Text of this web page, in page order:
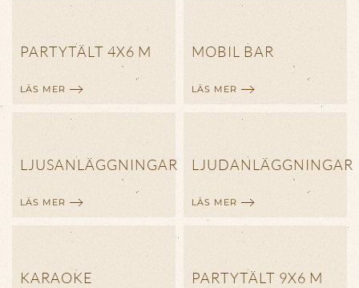
PARTYTÄLT 4X6 M
LÄS MER
MOBIL BAR
LÄS MER
LJUSANLÄGGNINGAR
LÄS MER
LJUDANLÄGGNINGAR
LÄS MER
KARAOKE PARTYTÄLT 9X6 M